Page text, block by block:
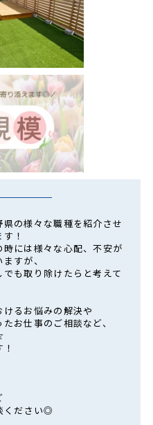
県の様々な職種を紹介させ
！
時には様々な心配、不安が
すが、
でも取り除けたらと考えて
るお悩みの解決や
お仕事のご相談など、
ください◎